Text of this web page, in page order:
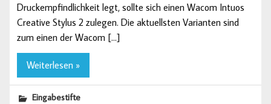
Druckempfindlichkeit legt, sollte sich einen Wacom Intuos
Creative Stylus 2 zulegen. Die aktuellsten Varianten sind
zum einen der Wacom […]
Weiterlesen »
Eingabestifte